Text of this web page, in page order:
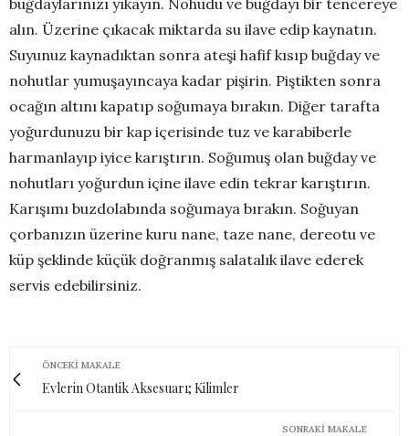
buğdaylarınızı yıkayın. Nohudu ve buğdayı bir tencereye
alın. Üzerine çıkacak miktarda su ilave edip kaynatın.
Suyunuz kaynadıktan sonra ateşi hafif kısıp buğday ve
nohutlar yumuşayıncaya kadar pişirin. Piştikten sonra
ocağın altını kapatıp soğumaya bırakın. Diğer tarafta
yoğurdunuzu bir kap içerisinde tuz ve karabiberle
harmanlayıp iyice karıştırın. Soğumuş olan buğday ve
nohutları yoğurdun içine ilave edin tekrar karıştırın.
Karışımı buzdolabında soğumaya bırakın. Soğuyan
çorbanızın üzerine kuru nane, taze nane, dereotu ve
küp şeklinde küçük doğranmış salatalık ilave ederek
servis edebilirsiniz.
ÖNCEKI MAKALE
Evlerin Otantik Aksesuarı; Kilimler
SONRAKI MAKALE